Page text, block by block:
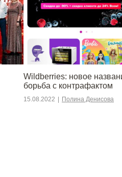
Wildberries: новое
борьба с контрафактом
15.08.2022 Полина Денисова